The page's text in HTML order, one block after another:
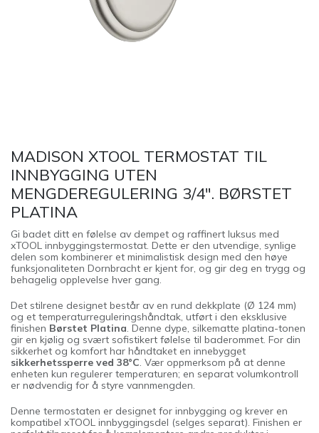
MADISON XTOOL TERMOSTAT TIL
INNBYGGING UTEN
MENGDEREGULERING 3/4". BØRSTET
PLATINA
Gi badet ditt en følelse av dempet og raffinert luksus med
xTOOL innbyggingstermostat. Dette er den utvendige, synlige
delen som kombinerer et minimalistisk design med den høye
funksjonaliteten Dornbracht er kjent for, og gir deg en trygg og
behagelig opplevelse hver gang.
Det stilrene designet består av en rund dekkplate (Ø 124 mm)
og et temperaturreguleringshåndtak, utført i den eksklusive
finishen Børstet Platina. Denne dype, silkematte platina-tonen
gir en kjølig og svært sofistikert følelse til baderommet. For din
sikkerhet og komfort har håndtaket en innebygget
sikkerhetssperre ved 38°C. Vær oppmerksom på at denne
enheten kun regulerer temperaturen; en separat volumkontroll
er nødvendig for å styre vannmengden.
Denne termostaten er designet for innbygging og krever en
kompatibel xTOOL innbyggingsdel (selges separat). Finishen er